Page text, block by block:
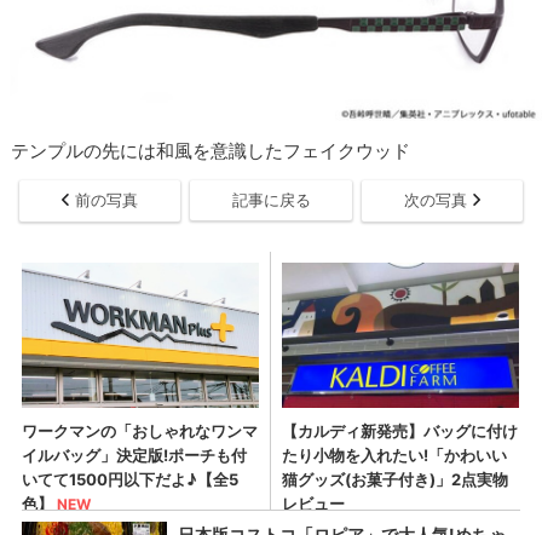
テンプルの先には和風を意識したフェイクウッド
前の写真 記事に戻る 次の写真